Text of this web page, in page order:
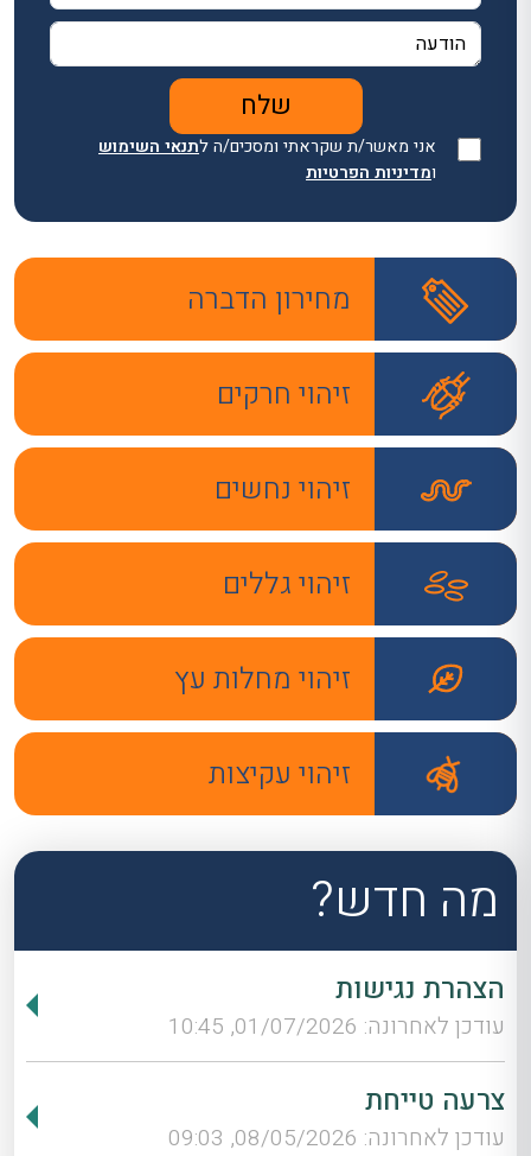
אני מאשר/ת שקראתי ומסכים/ה לתנאי השימוש
ומדיניות הפרטיות
מחירון הדברה
זיהוי חרקים
זיהוי נחשים
זיהוי גללים
זיהוי מחלות עץ
זיהוי עקיצות
מה חדש?
הצהרת נגישות
עודכן לאחרונה: 01/07/2026, 10:45
צרעה טייחת
עודכן לאחרונה: 08/05/2026, 09:03